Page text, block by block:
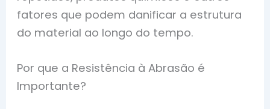
fatores que podem danificar a estrutura
do material ao longo do tempo.
Por que a Resistência à Abrasão é
Importante?